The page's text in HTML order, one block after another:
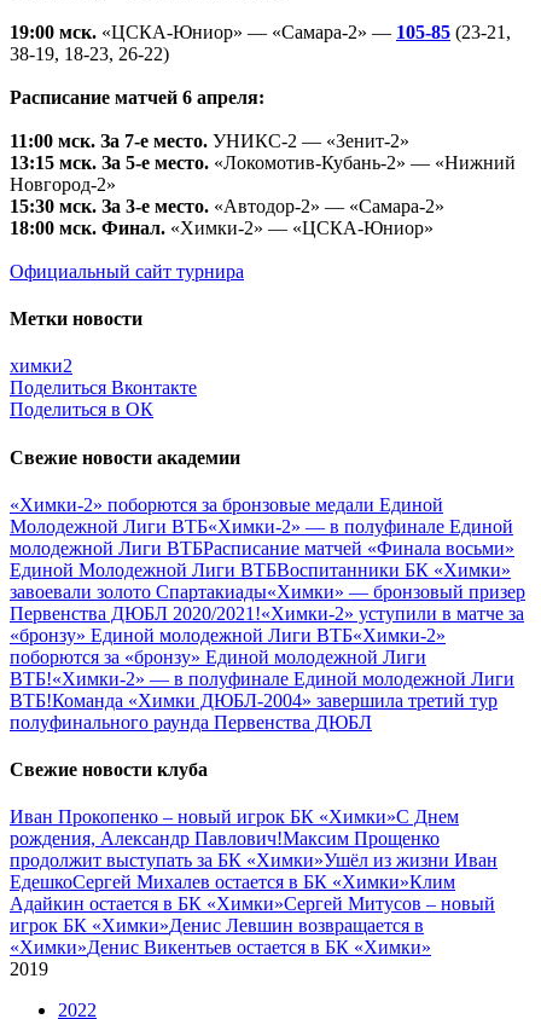
19:00 мск. «ЦСКА-Юниор» — «Самара-2» — 105-85 (23-21,
38-19, 18-23, 26-22)
Расписание матчей 6 апреля:
11:00 мск. За 7-е место. УНИКС-2 — «Зенит-2»
13:15 мск. За 5-е место. «Локомотив-Кубань-2» — «Нижний
Новгород-2»
15:30 мск. За 3-е место. «Автодор-2» — «Самара-2»
18:00 мск. Финал. «Химки-2» — «ЦСКА-Юниор»
Официальный сайт турнира
Метки новости
химки2
Поделиться Вконтакте
Поделиться в ОК
Свежие новости академии
«Химки-2» поборются за бронзовые медали Единой
Молодежной Лиги ВТБ«Химки-2» — в полуфинале Единой
молодежной Лиги ВТБРасписание матчей «Финала восьми»
Единой Молодежной Лиги ВТБВоспитанники БК «Химки»
завоевали золото Спартакиады«Химки» — бронзовый призер
Первенства ДЮБЛ 2020/2021!«Химки-2» уступили в матче за
«бронзу» Единой молодежной Лиги ВТБ«Химки-2»
поборются за «бронзу» Единой молодежной Лиги
ВТБ!«Химки-2» — в полуфинале Единой молодежной Лиги
ВТБ!Команда «Химки ДЮБЛ-2004» завершила третий тур
полуфинального раунда Первенства ДЮБЛ
Свежие новости клуба
Иван Прокопенко – новый игрок БК «Химки»С Днем
рождения, Александр Павлович!Максим Прощенко
продолжит выступать за БК «Химки»Ушёл из жизни Иван
ЕдешкоСергей Михалев остается в БК «Химки»Клим
Адайкин остается в БК «Химки»Сергей Митусов – новый
игрок БК «Химки»Денис Левшин возвращается в
«Химки»Денис Викентьев остается в БК «Химки»
2019
2022